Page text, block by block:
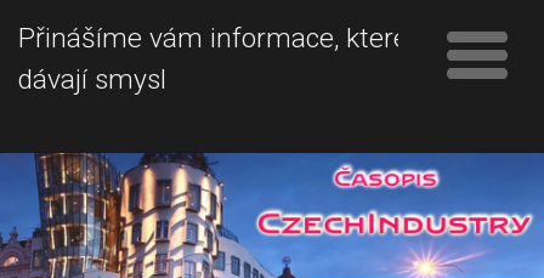
Přinášíme vám informace, které
dávají smysl